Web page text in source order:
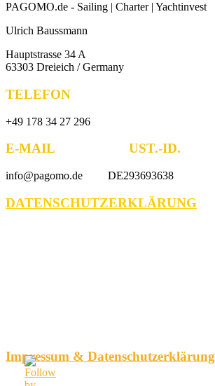
PAGOMO.de - Sailing | Charter | Yachtinvest
Ulrich Baussmann
Hauptstrasse 34 A
63303 Dreieich / Germany
TELEFON
+49 178 34 27 296
E-MAIL UST.-ID.
info@pagomo.de DE293693638
DATENSCHUTZERKLÄRUNG
Impressum & Datenschutzerklärung